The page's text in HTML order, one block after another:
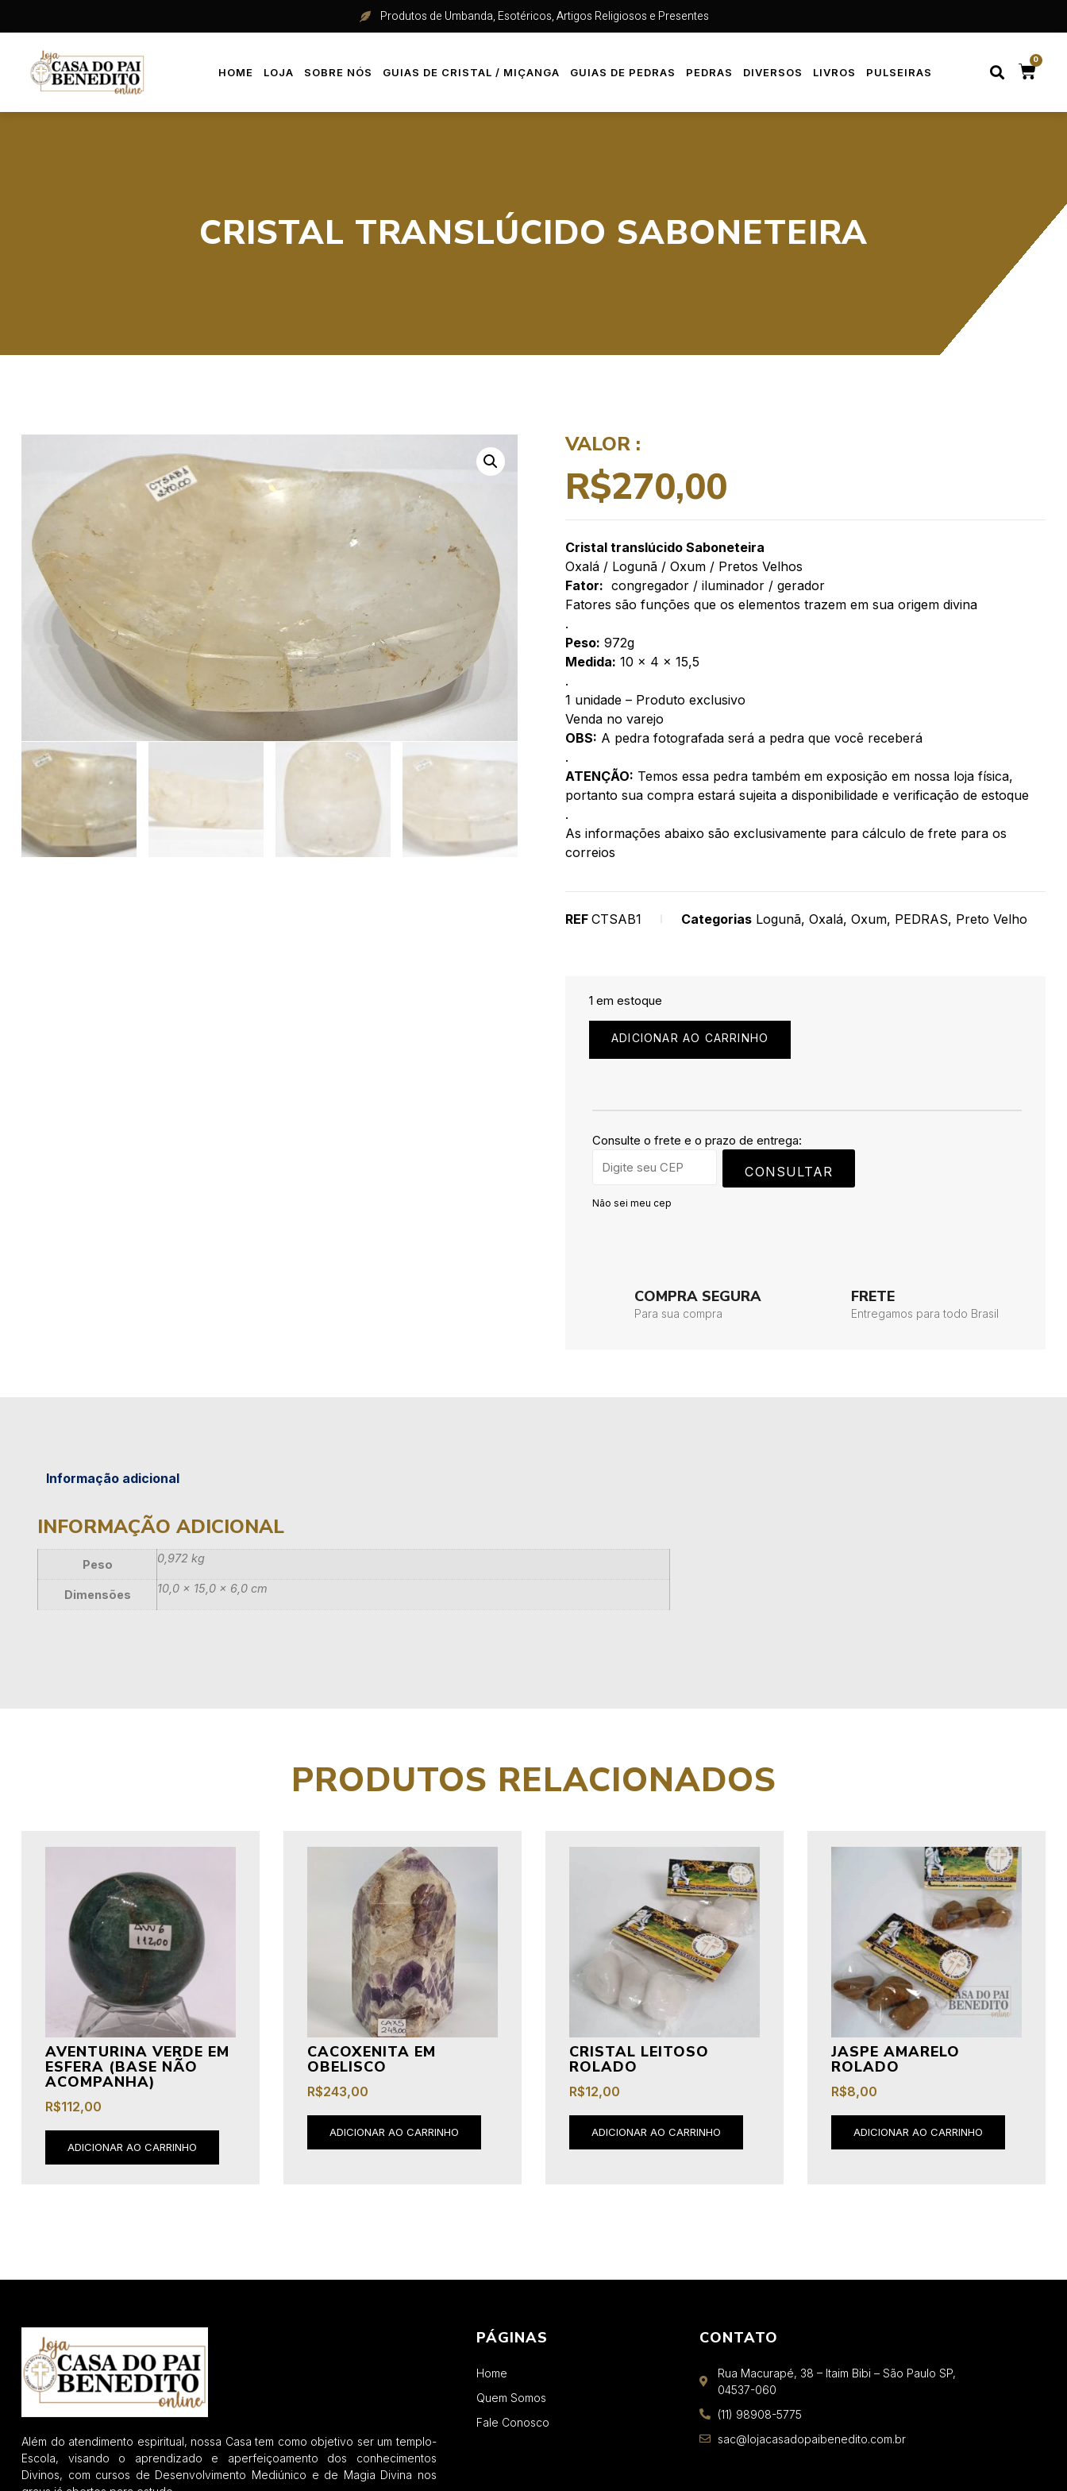
Produtos de Umbanda, Esotéricos, Artigos Religiosos e Presentes
HOME LOJA SOBRE NÓS GUIAS DE CRISTAL / MIÇANGA GUIAS DE PEDRAS PEDRAS DIVERSOS LIVROS PULSEIRAS
0
CRISTAL TRANSLÚCIDO SABONETEIRA
VALOR :
R$270,00
Cristal translúcido Saboneteira
Oxalá / Logunã / Oxum / Pretos Velhos
Fator: congregador / iluminador / gerador
Fatores são funções que os elementos trazem em sua origem divina
.
Peso: 972g
Medida: 10 x 4 x 15,5
.
1 unidade – Produto exclusivo
Venda no varejo
OBS: A pedra fotografada será a pedra que você receberá
.
ATENÇÃO: Temos essa pedra também em exposição em nossa loja física,
portanto sua compra estará sujeita a disponibilidade e verificação de estoque
.
As informações abaixo são exclusivamente para cálculo de frete para os
correios
REF CTSAB1 Categorias Logunã, Oxalá, Oxum, PEDRAS, Preto Velho
1 em estoque
ADICIONAR AO CARRINHO
Consulte o frete e o prazo de entrega:
CONSULTAR
Não sei meu cep
COMPRA SEGURA
Para sua compra
FRETE
Entregamos para todo Brasil
Informação adicional
INFORMAÇÃO ADICIONAL
Peso 0,972 kg
Dimensões 10,0 × 15,0 × 6,0 cm
PRODUTOS RELACIONADOS
AVENTURINA VERDE EM
ESFERA (BASE NÃO
ACOMPANHA)
R$112,00
ADICIONAR AO CARRINHO
CACOXENITA EM
OBELISCO
R$243,00
ADICIONAR AO CARRINHO
CRISTAL LEITOSO
ROLADO
R$12,00
ADICIONAR AO CARRINHO
JASPE AMARELO
ROLADO
R$8,00
ADICIONAR AO CARRINHO
Além do atendimento espiritual, nossa Casa tem como objetivo ser um templo-
Escola, visando o aprendizado e aperfeiçoamento dos conhecimentos
Divinos, com cursos de Desenvolvimento Mediúnico e de Magia Divina nos
PÁGINAS
Home
Quem Somos
Fale Conosco
CONTATO
Rua Macurapé, 38 – Itaim Bibi – São Paulo SP,
04537-060
(11) 98908-5775
sac@lojacasadopaibenedito.com.br